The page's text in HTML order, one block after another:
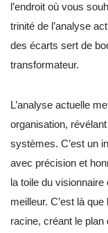
l’endroit où vous
trinité de l’analyse
des écarts sert de
transformateur.
L’analyse actuelle
organisation,
systèmes. C’est un
avec précision et
la toile du
meilleur. C’est là
racine, créant le plan